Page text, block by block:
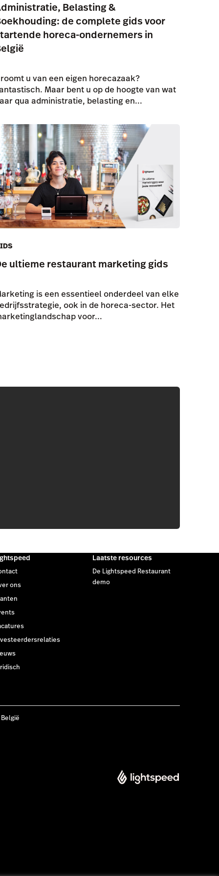
Belasting &
de complete gids voor
horeca-ondernemers in
u van een eigen horecazaak?
Maar bent u op de hoogte van wat
qua administratie, belasting en...
ultieme restaurant marketing gids
is een essentieel onderdeel van elke
ook in de horeca-sector. Het
voor...
ons
Laatste resources
De Lightspeed Restaurant
demo